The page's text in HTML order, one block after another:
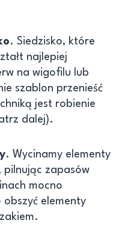
. Siedzisko, które
najlepiej
na wigofilu lub
szablon przenieść
jest robienie
dalej).
. Wycinamy elementy
pilnując zapasów
mocno
elementy